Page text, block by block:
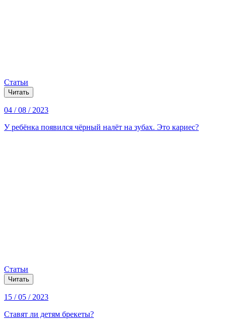
Статьи
Читать
04 / 08 / 2023
У ребёнка появился чёрный налёт на зубах. Это кариес?
Статьи
Читать
15 / 05 / 2023
Ставят ли детям брекеты?